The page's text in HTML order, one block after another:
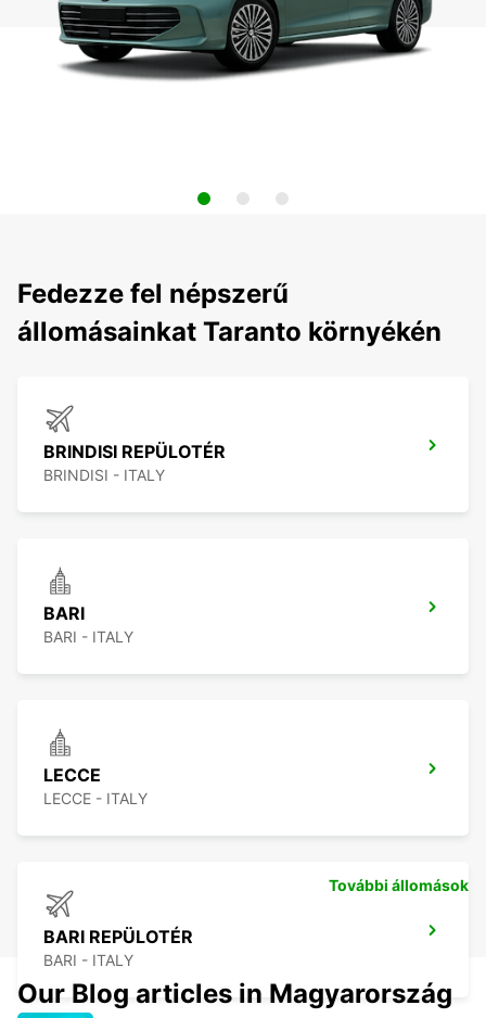
Fedezze fel népszerű
állomásainkat Taranto környékén
BRINDISI REPÜLOTÉR
BRINDISI - ITALY
BARI
BARI - ITALY
LECCE
LECCE - ITALY
BARI REPÜLOTÉR
BARI - ITALY
További állomások
Our Blog articles in Magyarország